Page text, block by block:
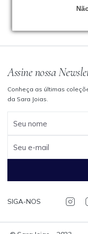
Assine nossa
Conheça as últimas
da Sara Joias.
Seu nome
Seu e-mail
SIGA-NOS